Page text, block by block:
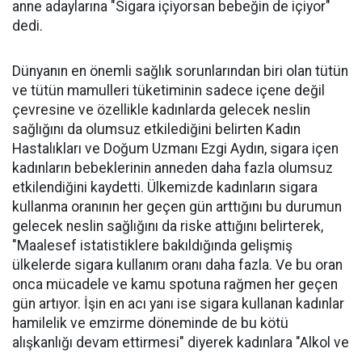
anne adaylarına "Sigara içiyorsan bebeğin de içiyor"
dedi.
Dünyanın en önemli sağlık sorunlarından biri olan tütün
ve tütün mamulleri tüketiminin sadece içene değil
çevresine ve özellikle kadınlarda gelecek neslin
sağlığını da olumsuz etkilediğini belirten Kadın
Hastalıkları ve Doğum Uzmanı Ezgi Aydın, sigara içen
kadınların bebeklerinin anneden daha fazla olumsuz
etkilendiğini kaydetti. Ülkemizde kadınların sigara
kullanma oranının her geçen gün arttığını bu durumun
gelecek neslin sağlığını da riske attığını belirterek,
"Maalesef istatistiklere bakıldığında gelişmiş
ülkelerde sigara kullanım oranı daha fazla. Ve bu oran
onca mücadele ve kamu spotuna rağmen her geçen
gün artıyor. İşin en acı yanı ise sigara kullanan kadınlar
hamilelik ve emzirme döneminde de bu kötü
alışkanlığı devam ettirmesi" diyerek kadınlara "Alkol ve